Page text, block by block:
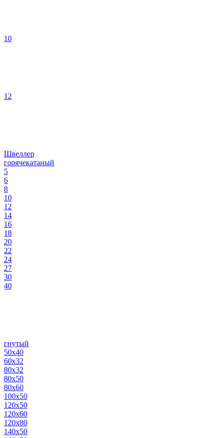
10
12
Швеллер
горячекатаный
5
6
8
10
12
14
16
18
20
22
24
27
30
40
гнутый
50х40
60х32
80х32
80х50
80х60
100х50
120х50
120х60
120х80
140х50